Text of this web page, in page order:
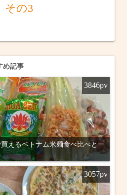
その3
め記事
えるベトナム米麺食べ比べと一
3846pv
3057pv